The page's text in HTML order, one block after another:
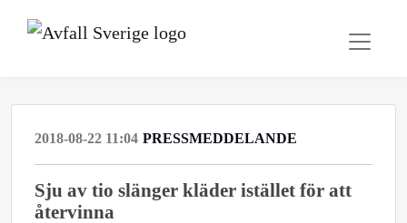
2018-08-22 11:04 PRESSMEDDELANDE
Sju av tio slänger kläder istället för att
återvinna